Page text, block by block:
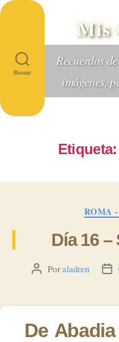
Buscar
Mis
Recuerdos
imágenes,
Etiqueta:
ROMA
Día 16
Autor
entrada
Poraladren
De